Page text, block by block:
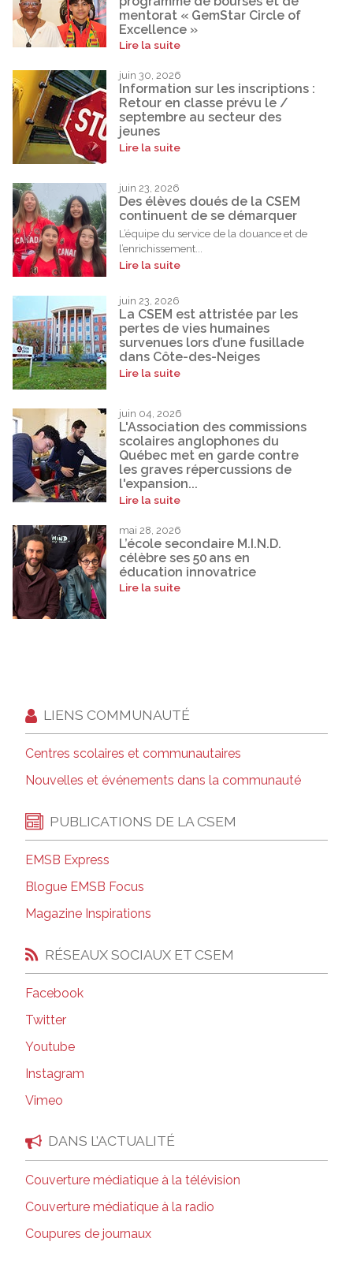
mentorat « GemStar Circle of
Excellence »
Lire la suite
juin 30, 2026
Information sur les inscriptions :
Retour en classe prévu le /
septembre au secteur des
jeunes
Lire la suite
juin 23, 2026
Des élèves doués de la CSEM
continuent de se démarquer
L’équipe du service de la douance et de
l’enrichissement...
Lire la suite
juin 23, 2026
La CSEM est attristée par les
pertes de vies humaines
survenues lors d’une fusillade
dans Côte-des-Neiges
Lire la suite
juin 04, 2026
L'Association des commissions
scolaires anglophones du
Québec met en garde contre
les graves répercussions de
l'expansion...
Lire la suite
mai 28, 2026
L’école secondaire M.I.N.D.
célèbre ses 50 ans en
éducation innovatrice
Lire la suite
LIENS COMMUNAUTÉ
Centres scolaires et communautaires
Nouvelles et événements dans la communauté
PUBLICATIONS DE LA CSEM
EMSB Express
Blogue EMSB Focus
Magazine Inspirations
RÉSEAUX SOCIAUX ET CSEM
Facebook
Twitter
Youtube
Instagram
Vimeo
DANS L’ACTUALITÉ
Couverture médiatique à la télévision
Couverture médiatique à la radio
Coupures de journaux